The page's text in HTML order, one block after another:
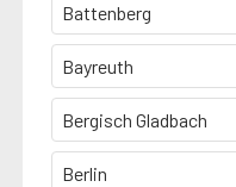
Battenberg
Bayreuth
Bergisch Gladbach
Berlin